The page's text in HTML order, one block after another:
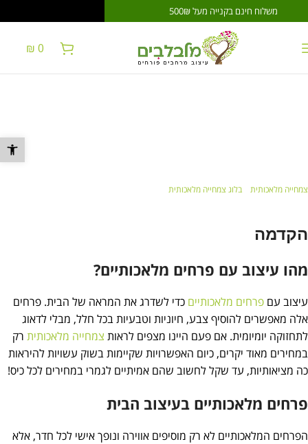
₪ 0
צמחייה מלאכותית בלוג צמחייה מלאכותית
הקדמה
מהו עיצוב עם פרחים מלאכותיים?
עיצוב עם פרחים מלאכותיים כדי לשדרג את המראה של הבית. פרחים
אלה מאפשרים להוסיף צבע, חיוניות וטבעיות בכל חלל, מבלי לדאוג
לתחזוקה יומיומית. אם פעם היינו מצפים לראות צמחייה מלאכותית רק
במחירים מאוד יקרים, כיום האפשרויות שקיימות בשוק עשויות להיראות
כה מציאותיות, עד שקל לחשוב שהם אמיתיים לגמרי במחירים לכל כיס!
פרחים מלאכותיים בעיצוב הבית
הפרחים המלאכותיים לא רק מוסיפים אווירה ונופך אישי לכל חדר, אלא
משלוח חינם בקנייה מעל 500₪
פתח